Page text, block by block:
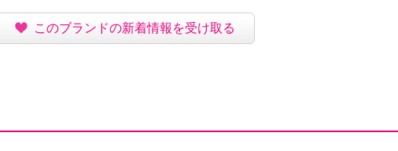
このブランドの新着情報を受け取る